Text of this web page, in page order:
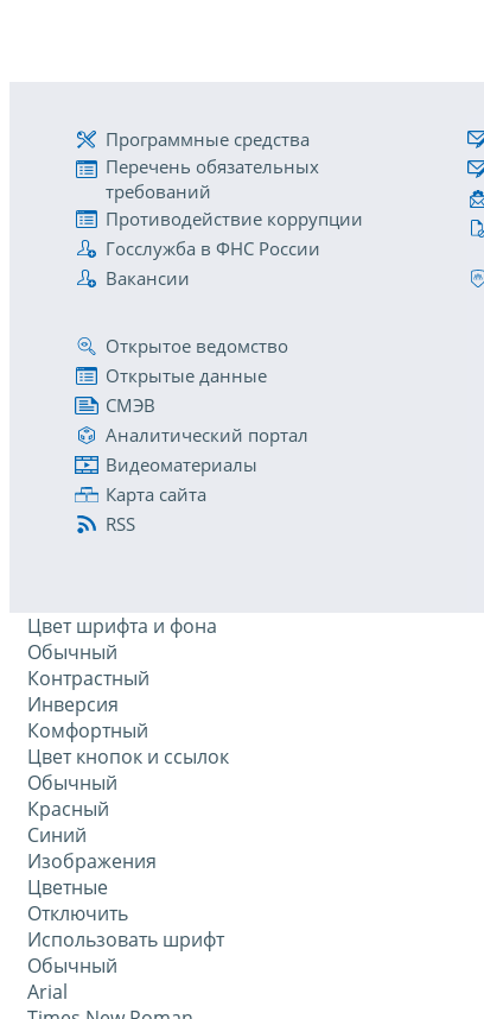
Программные средства
Перечень обязательных
требований
Противодействие коррупции
Госслужба в ФНС России
Вакансии
Открытое ведомство
Открытые данные
СМЭВ
Аналитический портал
Видеоматериалы
Карта сайта
RSS
Цвет шрифта и фона
Обычный
Контрастный
Инверсия
Комфортный
Цвет кнопок и ссылок
Обычный
Красный
Синий
Изображения
Цветные
Отключить
Использовать шрифт
Обычный
Arial